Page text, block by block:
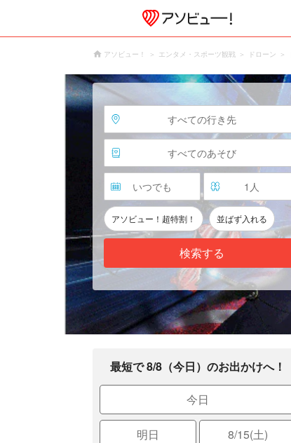
アソビュー！ エンタメ・スポーツ観戦 ドローン
すべての行き先
すべてのあそび
いつでも 1 人
アソビュー！超特割！ 並ばず入れる
検索する
最短で 8/8（今日）のお出かけへ！
今日
明日 8/15(土)